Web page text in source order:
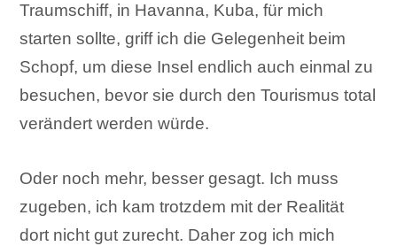
Traumschiff, in Havanna, Kuba, für mich
starten sollte, griff ich die Gelegenheit beim
Schopf, um diese Insel endlich auch einmal zu
besuchen, bevor sie durch den Tourismus total
verändert werden würde.
Oder noch mehr, besser gesagt. Ich muss
zugeben, ich kam trotzdem mit der Realität
dort nicht gut zurecht. Daher zog ich mich